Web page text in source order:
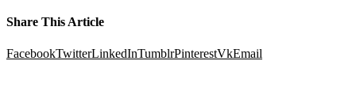
Share This Article
FacebookTwitterLinkedInTumblrPinterestVkEmail